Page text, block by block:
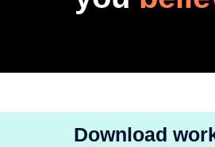
Download